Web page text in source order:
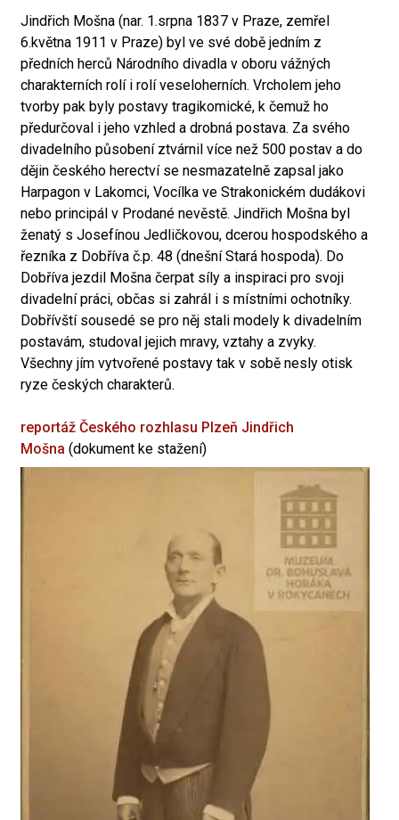
Jindřich Mošna (nar. 1.srpna 1837 v Praze, zemřel
6.května 1911 v Praze) byl ve své době jedním z
předních herců Národního divadla v oboru vážných
charakterních rolí i rolí veseloherních. Vrcholem jeho
tvorby pak byly postavy tragikomické, k čemuž ho
předurčoval i jeho vzhled a drobná postava. Za svého
divadelního působení ztvárnil více než 500 postav a do
dějin českého herectví se nesmazatelně zapsal jako
Harpagon v Lakomci, Vocílka ve Strakonickém dudákovi
nebo principál v Prodané nevěstě. Jindřich Mošna byl
ženatý s Josefínou Jedličkovou, dcerou hospodského a
řezníka z Dobříva č.p. 48 (dnešní Stará hospoda). Do
Dobříva jezdil Mošna čerpat síly a inspiraci pro svoji
divadelní práci, občas si zahrál i s místními ochotníky.
Dobřívští sousedé se pro něj stali modely k divadelním
postavám, studoval jejich mravy, vztahy a zvyky.
Všechny jím vytvořené postavy tak v sobě nesly otisk
ryze českých charakterů.
reportáž Českého rozhlasu Plzeň Jindřich
Mošna (dokument ke stažení)